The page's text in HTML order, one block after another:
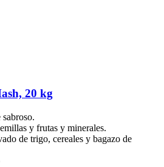
20 kg
y frutas y minerales.
de trigo, cereales y bagazo de